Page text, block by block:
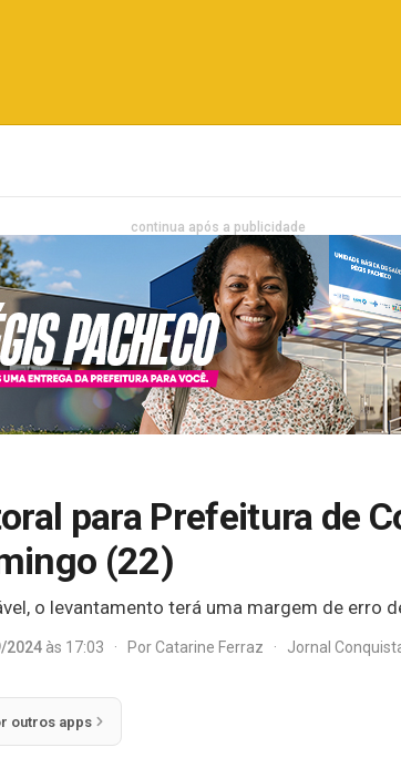
continua após a publicidade
para Prefeitura de
(22)
o levantamento terá uma margem de erro
2024 às 17:03 · PorCatarine Ferraz · Jornal
outros apps